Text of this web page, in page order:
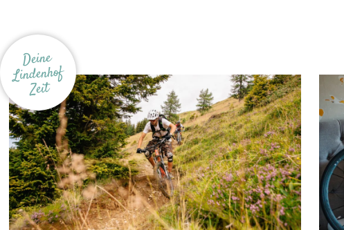
Deine
Lindenhof
Zeit